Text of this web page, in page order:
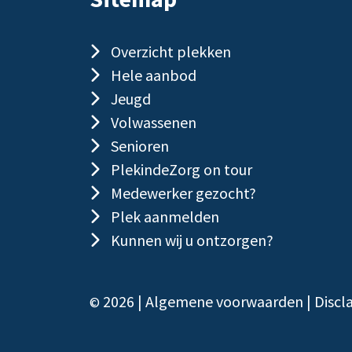
Overzicht plekken
Hele aanbod
Jeugd
Volwassenen
Senioren
PlekindeZorg on tour
Medewerker gezocht?
Plek aanmelden
Kunnen wij u ontzorgen?
© 2026 | Algemene voorwaarden |